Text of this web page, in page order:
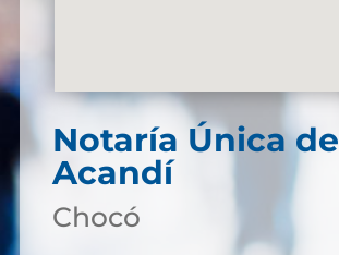
Notaría Única de
Acandí
Chocó